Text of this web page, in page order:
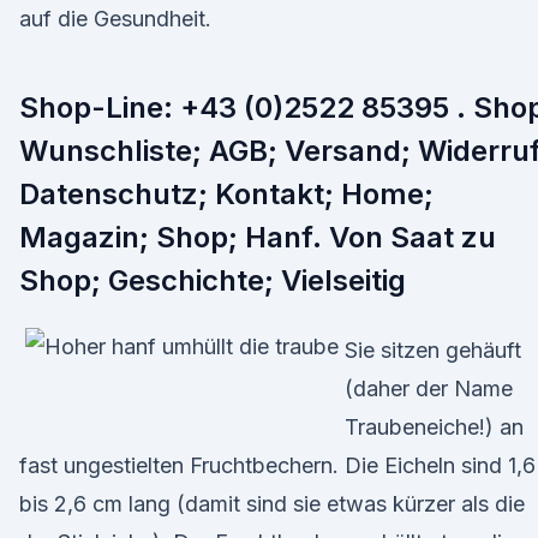
auf die Gesundheit.
Shop-Line: +43 (0)2522 85395 .
Wunschliste; AGB; Versand;
Datenschutz; Kontakt; Home;
Magazin; Shop; Hanf. Von Saat zu
Shop; Geschichte; Vielseitig
Sie sitzen gehäuft
(daher der Name
Traubeneiche!) an
fast ungestielten Fruchtbechern. Die Eicheln sind 1,6
bis 2,6 cm lang (damit sind sie etwas kürzer als die